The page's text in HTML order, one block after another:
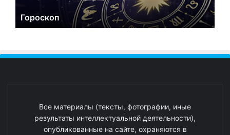
Гороскоп
Все материалы (тексты, фотографии, иные
результаты интеллектуальной деятельности),
опубликованные на сайте, охраняются в